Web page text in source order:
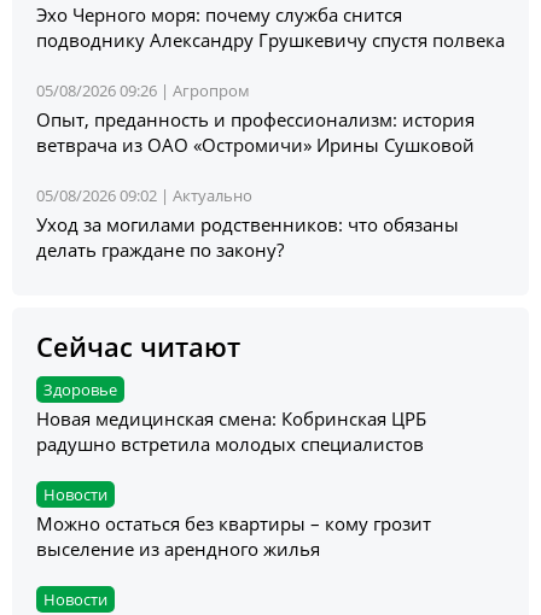
Эхо Черного моря: почему служба снится
подводнику Александру Грушкевичу спустя полвека
05/08/2026 09:26 | Агропром
Опыт, преданность и профессионализм: история
ветврача из ОАО «Остромичи» Ирины Сушковой
05/08/2026 09:02 | Актуально
Уход за могилами родственников: что обязаны
делать граждане по закону?
Сейчас читают
Здоровье
Новая медицинская смена: Кобринская ЦРБ
радушно встретила молодых специалистов
Новости
Можно остаться без квартиры – кому грозит
выселение из арендного жилья
Новости